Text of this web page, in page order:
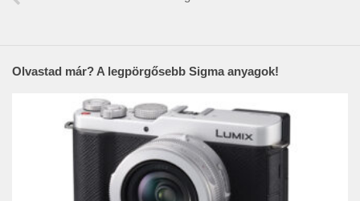
Olvastad már? A legpörgősebb Sigma anyagok!